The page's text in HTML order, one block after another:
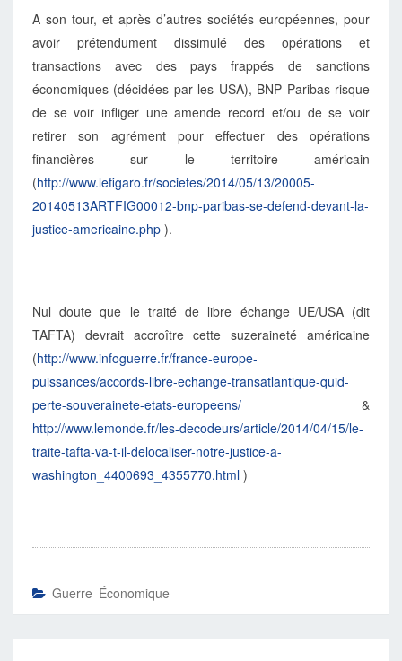
A son tour, et après d’autres sociétés européennes, pour
avoir prétendument dissimulé des opérations et
transactions avec des pays frappés de sanctions
économiques (décidées par les USA), BNP Paribas risque
de se voir infliger une amende record et/ou de se voir
retirer son agrément pour effectuer des opérations
financières sur le territoire américain
(http://www.lefigaro.fr/societes/2014/05/13/20005-
20140513ARTFIG00012-bnp-paribas-se-defend-devant-la-
justice-americaine.php ).
Nul doute que le traité de libre échange UE/USA (dit
TAFTA) devrait accroître cette suzeraineté américaine
(http://www.infoguerre.fr/france-europe-
puissances/accords-libre-echange-transatlantique-quid-
perte-souverainete-etats-europeens/ &
http://www.lemonde.fr/les-decodeurs/article/2014/04/15/le-
traite-tafta-va-t-il-delocaliser-notre-justice-a-
washington_4400693_4355770.html )
Guerre Économique